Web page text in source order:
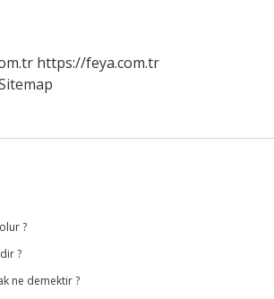
https://feya.com.tr
?
?
ne demektir ?